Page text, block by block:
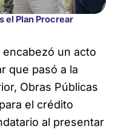
el Plan Procrear
un acto
que pasó a la
Obras Públicas
el crédito
al presentar